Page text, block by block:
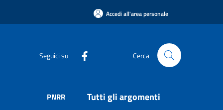
Accedi all'area personale
Seguici su Cerca
PNRR Tutti gli argomenti